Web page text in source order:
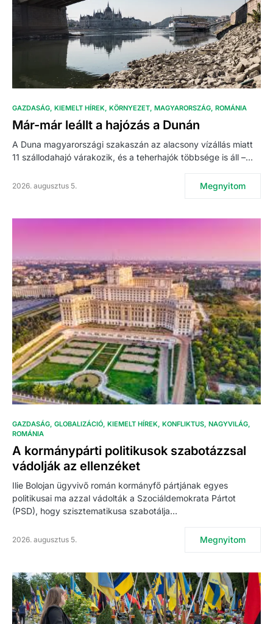
GAZDASÁG KIEMELT HÍREK KÖRNYEZET MAGYARORSZÁG ROMÁNIA
Már-már leállt a hajózás a Dunán
A Duna magyarországi szakaszán az alacsony vízállás miatt
11 szállodahajó várakozik, és a teherhajók többsége is áll –…
2026. augusztus 5. Megnyitom
GAZDASÁG GLOBALIZÁCIÓ KIEMELT HÍREK KONFLIKTUS NAGYVILÁG
ROMÁNIA
A kormánypárti politikusok szabotázzsal
vádolják az ellenzéket
Ilie Bolojan ügyvivő román kormányfő pártjának egyes
politikusai ma azzal vádolták a Szociáldemokrata Pártot
(PSD), hogy szisztematikusa szabotálja…
2026. augusztus 5. Megnyitom